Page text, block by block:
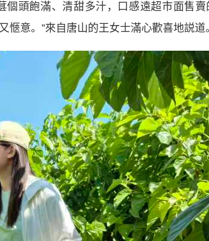
個頭飽滿、清甜多汁，口感遠超市面售賣
意。”來自唐山的王女士滿心歡喜地説道